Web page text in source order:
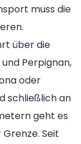
muss die
über die
Perpignan,
oder
schließlich an
geht es
Seit